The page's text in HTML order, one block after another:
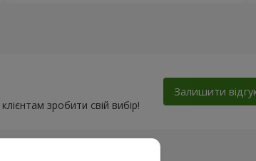
зробити свій вибір!
Залишити